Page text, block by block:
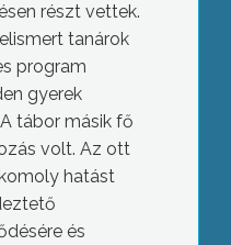
részt vettek.
tanárok
program
gyerek
A tábor másik fő
volt. Az ott
hatást
és